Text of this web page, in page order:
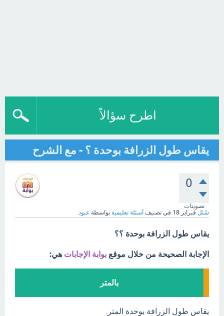
اطرح سؤالاً
يقاس طول الزرافة بوحدة ؟ - مع الشرح
0
تصويتات
سُئل فبراير 18 في تصنيف أسئلة تعليمية بواسطة عبود
يقاس طول الزرافة بوحدة ؟؟
الإجابة الصحيحة من خلال موقع بوابة الإجابات هي:
بالمتر
يقاس طول الزرافة بوحدة المتر.